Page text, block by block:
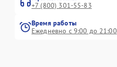
+7 (800) 301-55-83
Время работы
Ежедневно с 9:00 до 21:00